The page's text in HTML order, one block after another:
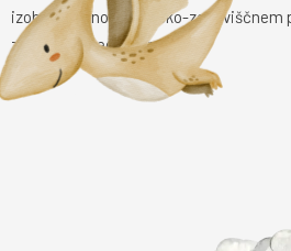
izobraževalno tematsko-zabaviščnem
začetke našega planeta.